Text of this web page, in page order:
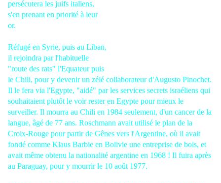
persécutera les juifs italiens,
s'en prenant en priorité à leur
or.
Réfugé en Syrie, puis au Liban,
il rejoindra par l'habituelle
"route des rats" l'Equateur puis
le Chili, pour y devenir un zélé collaborateur d'Augusto Pinochet.
Il le fera via l'Egypte, "aidé" par les services secrets israéliens qui
souhaitaient plutôt le voir rester en Egypte pour mieux le
surveiller. Il mourra au Chili en 1984 seulement, d'un cancer de la
langue, âgé de 77 ans. Roschmann avait utilisé le plan de la
Croix-Rouge pour partir de Gênes vers l'Argentine, où il avait
fondé comme Klaus Barbie en Bolivie une entreprise de bois, et
avait même obtenu la nationalité argentine en 1968 ! Il fuira après
au Paraguay, pour y mourrir le 10 août 1977.